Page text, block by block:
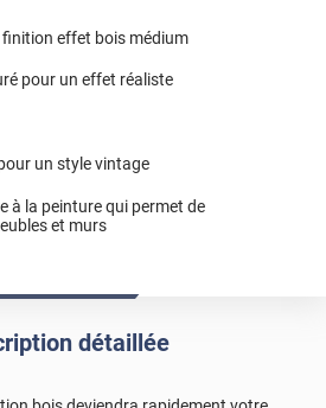
effet bois médium
pour un effet réaliste
un style vintage
à la peinture qui permet de
et murs
détaillée